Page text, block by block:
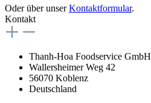
Oder über unserKontaktformular.
Kontakt
Thanh-Hoa Foodservice GmbH
Wallersheimer Weg 42
56070 Koblenz
Deutschland